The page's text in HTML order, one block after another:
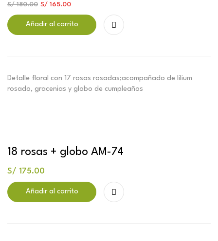
S/180.00 S/ 165.00
Añadir al carrito
Detalle floral con 17 rosas rosadas;acompañado de lilium
rosado, gracenias y globo de cumpleaños
18 rosas + globo AM-74
S/ 175.00
Añadir al carrito